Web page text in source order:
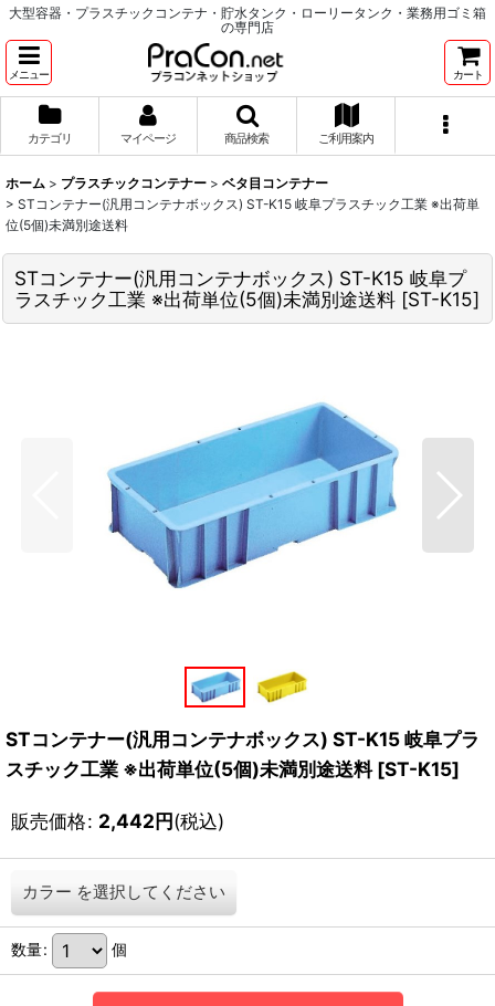
大型容器・プラスチックコンテナ・貯水タンク・ローリータンク・業務用ゴミ箱
の専門店
メニュー カート
カテゴリ マイページ 商品検索 ご利用案内
ホーム > プラスチックコンテナー > ベタ目コンテナー
> STコンテナー(汎用コンテナボックス) ST-K15 岐阜プラスチック工業 ※出荷単
位(5個)未満別途送料
STコンテナー(汎用コンテナボックス) ST-K15 岐阜プ
ラスチック工業 ※出荷単位(5個)未満別途送料 [ST-K15]
STコンテナー(汎用コンテナボックス) ST-K15 岐阜プラ
スチック工業 ※出荷単位(5個)未満別途送料 [ST-K15]
販売価格: 2,442円(税込)
カラー を選択してください
数量: 個